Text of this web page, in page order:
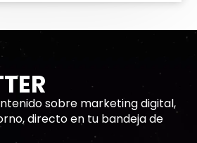
sobre marketing digital,
directo en tu bandeja de